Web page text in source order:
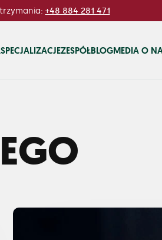
+48 884 281 471
SPECJALIZACJEZESPÓŁBLOGMEDIA O